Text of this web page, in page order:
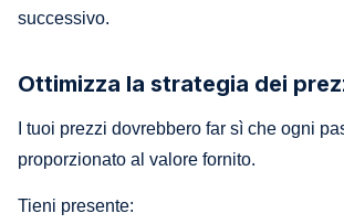
successivo.
Ottimizza la strategia dei
I tuoi prezzi dovrebbero far sì che ogni
proporzionato al valore fornito.
Tieni presente: